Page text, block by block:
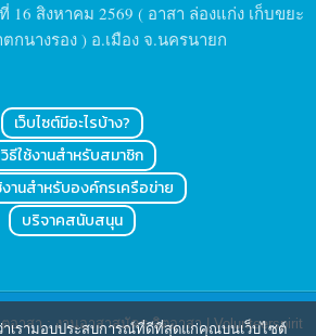
16 สิงหาคม 2569 ( อาสา ล่องแก่ง เก็บขยะ
กนางรอง ) อ.เมือง จ.นครนายก
เว็บไซต์มีอะไรบ้าง?
วิธีใช้งานสำหรับสมาชิก
งานสำหรับองค์กรเครือข่าย
บริจาคสนับสนุน
อาสา : งานอาสาสมัคร จิตอาสา | Volunteerspirit
าเรามอบประสบการณ์ที่ดีที่สุดแก่คุณบนเว็บไซต์